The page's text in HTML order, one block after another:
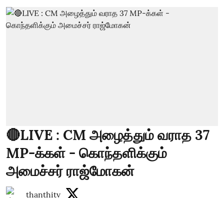
🔴LIVE : CM அழைத்தும் வராத 37
MP-க்கள் - கொந்தளிக்கும்
அமைச்சர் ராஜ்மோகன்
thanthitv